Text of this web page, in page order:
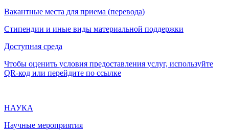
Вакантные места для приема (перевода)
Стипендии и иные виды материальной поддержки
Доступная среда
Чтобы оценить условия предоставления услуг, используйте
QR-код или перейдите по ссылке
НАУКА
Научные мероприятия